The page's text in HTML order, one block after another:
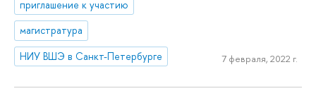
приглашение к участию
магистратура
НИУ ВШЭ в Санкт-Петербурге
7 февраля, 2022 г.